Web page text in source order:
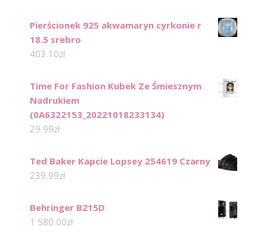
Pierścionek 925 akwamaryn cyrkonie r
18.5 srebro
403.10zł
Time For Fashion Kubek Ze Śmiesznym
Nadrukiem
(0A6322153_20221018233134)
29.99zł
Ted Baker Kapcie Lopsey 254619 Czarny
239.99zł
Behringer B215D
1 580.00zł